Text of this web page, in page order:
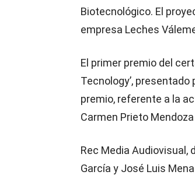
Biotecnológico. El
empresa Leches
El primer premio del
Tecnology’, presentado
premio, referente a la
Carmen Prieto
Rec Media Audiovisual,
García y José Luis